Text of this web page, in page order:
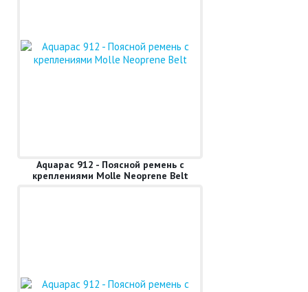
Aquapac 912 - Поясной ремень с
креплениями Molle Neoprene Belt